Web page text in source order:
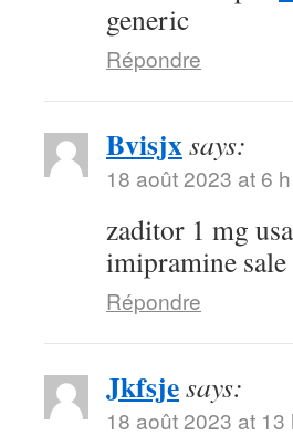
generic
Répondre
Bvisjxsays:
18 août 2023 at 6
zaditor 1 mg usa
imipramine sale
Répondre
Jkfsjesays:
18 août 2023 at 13